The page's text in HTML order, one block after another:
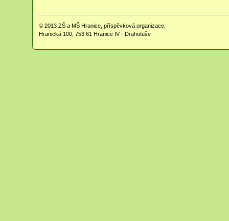
© 2013 ZŠ a MŠ Hranice, příspěvková organizace;
Hranická 100; 753 61 Hranice IV - Drahotuše